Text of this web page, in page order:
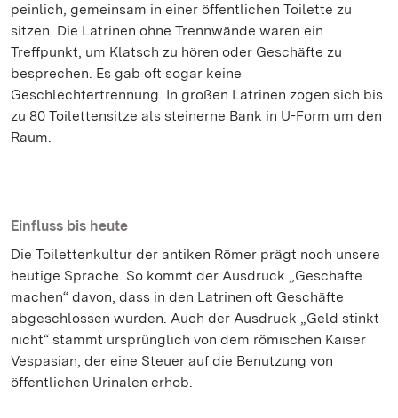
peinlich, gemeinsam in einer öffentlichen Toilette zu
sitzen. Die Latrinen ohne Trennwände waren ein
Treffpunkt, um Klatsch zu hören oder Geschäfte zu
besprechen. Es gab oft sogar keine
Geschlechtertrennung. In großen Latrinen zogen sich bis
zu 80 Toilettensitze als steinerne Bank in U-Form um den
Raum.
Einfluss bis heute
Die Toilettenkultur der antiken Römer prägt noch unsere
heutige Sprache. So kommt der Ausdruck „Geschäfte
machen“ davon, dass in den Latrinen oft Geschäfte
abgeschlossen wurden. Auch der Ausdruck „Geld stinkt
nicht“ stammt ursprünglich von dem römischen Kaiser
Vespasian, der eine Steuer auf die Benutzung von
öffentlichen Urinalen erhob.